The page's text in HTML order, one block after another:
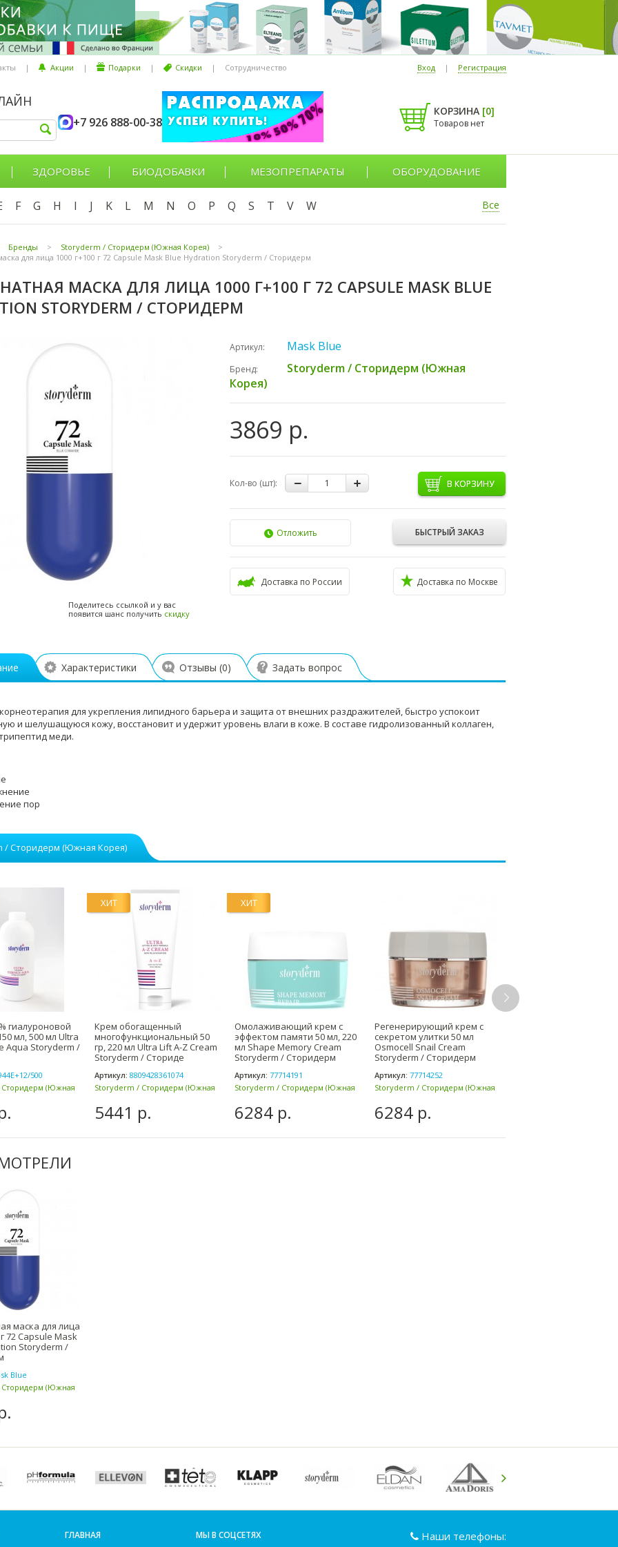
| Акции | Подарки | Скидки | Сотрудничество Вход | Регистрация
+7 926 888-00-38
КОРЗИНА [0]
Товаров нет
ЗДОРОВЬЕ БИОДОБАВКИ МЕЗОПРЕПАРАТЫ ОБОРУДОВАНИЕ
F G H I J K L M N O P Q S T V W Все
Бренды > Storyderm / Сторидерм (Южная Корея)
>
для лица 1000 г+100 г 72 Capsule Mask Blue Hydration Storyderm / Сторидерм
МАСКА ДЛЯ ЛИЦА 1000 Г+100 Г 72 CAPSULE MASK BLUE
STORYDERM / СТОРИДЕРМ
Поделитесь ссылкой и у вас
появится шанс получить скидку
Артикул: Mask Blue
Бренд:
Storyderm / Сторидерм (Южная
Корея)
3869 р.
Кол-во (шт): В КОРЗИНУ
БЫСТРЫЙ ЗАКАЗ
Отложить
Доставка по России Доставка по Москве
Характеристики Отзывы (0) Задать вопрос
для укрепления липидного барьера и защита от внешних раздражителей, быстро успокоит
и шелушащуюся кожу, восстановит и удержит уровень влаги в коже. В составе гидролизованный коллаген,
меди.
пор
/ Сторидерм (Южная Корея)
гиалуроновой
мл, 500 мл Ultra
Aqua Storyderm /
500
(Южная
ХИТ
Крем обогащенный
многофункциональный 50
гр, 220 мл Ultra Lift A-Z Cream
Storyderm / Сториде
Артикул: 8809428361074
Storyderm / Сторидерм (Южная
5441 р.
ХИТ
Омолаживающий крем с
эффектом памяти 50 мл, 220
мл Shape Memory Cream
Storyderm / Сторидерм
Артикул: 77714191
Storyderm / Сторидерм (Южная
6284 р.
Регенерирующий крем с
секретом улитки 50 мл
Osmocell Snail Cream
Storyderm / Сторидерм
Артикул: 77714252
Storyderm / Сторидерм (Южная
6284 р.
маска для лица
г 72 Capsule Mask
Storyderm /
Blue
(Южная
ГЛАВНАЯ МЫ В СОЦСЕТЯХ Наши телефоны: